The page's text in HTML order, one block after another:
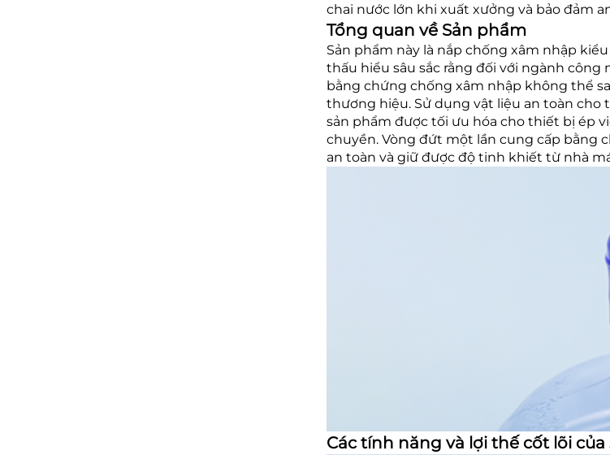
chai nước lớn khi xuất xưởng và bảo đảm
Tổng quan về Sản phẩm
Sản phẩm này là nắp chống xâm nhập
thấu hiểu sâu sắc rằng đối với ngành
bằng chứng chống xâm nhập không thể
thương hiệu. Sử dụng vật liệu an toàn
sản phẩm được tối ưu hóa cho thiết bị ép
chuyền. Vòng đứt một lần cung cấp bằng
an toàn và giữ được độ tinh khiết từ nhà
Các tính năng và lợi thế cốt lõi